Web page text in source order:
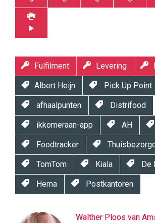
Fulfilment Levering
Albert Heijn Pick Up Point
afhaalpunten Distrifood
ikkomeraan-app AH
Foodtracker
TomTom Kiala De
Hema Postkantoren
Walther Ploos van